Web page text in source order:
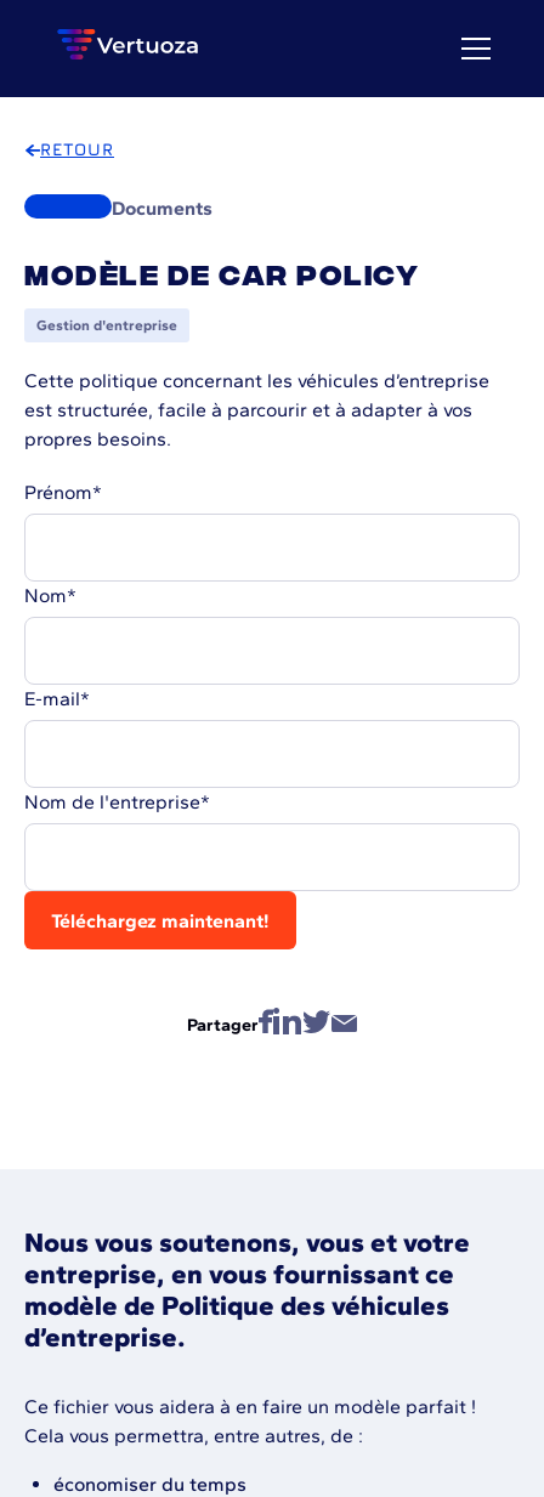
RETOUR
Documents
Modèle de car policy
Gestion d'entreprise
Cette politique concernant les véhicules d’entreprise
est structurée, facile à parcourir et à adapter à vos
propres besoins.
Prénom*
Nom*
E-mail*
Nom de l'entreprise*
Partager
Nous vous soutenons, vous et votre
entreprise, en vous fournissant ce
modèle de Politique des véhicules
d’entreprise.
Ce fichier vous aidera à en faire un modèle parfait !
Cela vous permettra, entre autres, de :
économiser du temps